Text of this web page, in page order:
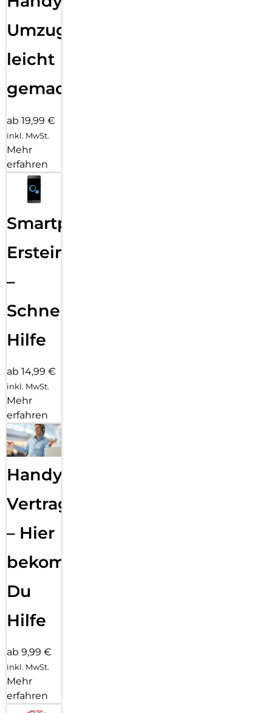
Umzug
leicht
gemacht!
ab 19,99 €
inkl. MwSt.
Mehr
erfahren
Smartphone
Ersteinrichtung
–
Schnelle
Hilfe
ab 14,99 €
inkl. MwSt.
Mehr
erfahren
Handy
Vertragsabwicklung
– Hier
bekommst
Du
Hilfe
ab 9,99 €
inkl. MwSt.
Mehr
erfahren